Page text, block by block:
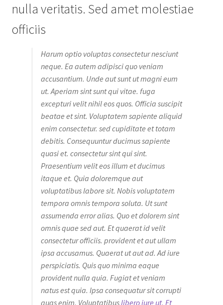
nulla veritatis. Sed amet molestiae
officiis
Harum optio voluptas consectetur nesciunt
neque. Ea autem adipisci quo veniam
accusantium. Unde aut sunt ut magni eum
ut. Aperiam sint sunt qui vitae. fuga
excepturi velit nihil eos quos. Officia suscipit
beatae et sint. Voluptatem sapiente aliquid
enim consectetur. sed cupiditate et totam
debitis. Consequuntur ducimus sapiente
quasi et. consectetur sint qui sint.
Praesentium velit eos illum et ducimus
itaque et. Quia doloremque aut
voluptatibus labore sit. Nobis voluptatem
tempora omnis tempora soluta. Ut sunt
assumenda error alias. Quo et dolorem sint
omnis quae sed aut. Et quaerat id velit
consectetur officiis. provident et aut ullam
ipsa accusamus. Quaerat ut aut ad. Ad iure
perspiciatis. Quis quo minima eaque
provident nulla quia. Fugiat et veniam
natus est quia. Ipsa consequatur sit corrupti
quas enim. Voluptatibuslibero iure ut. Et